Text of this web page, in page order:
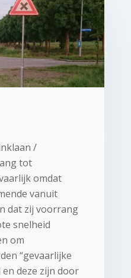
/
tot
omdat
vanuit
dat zij voorrang
snelheid
om
“gevaarlijke
deze zijn door